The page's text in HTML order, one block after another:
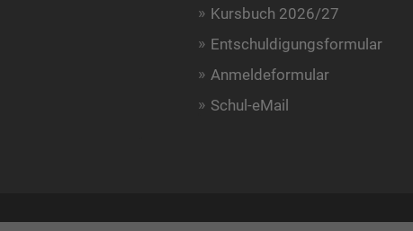
Kursbuch 2026/27
Entschuldigungsformular
Anmeldeformular
Schul-eMail